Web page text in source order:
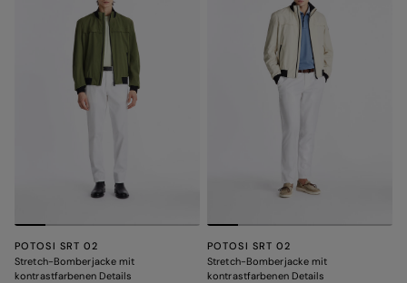
POTOSI SRT 02
Stretch-Bomberjacke mit
kontrastfarbenen Details
POTOSI SRT 02
Stretch-Bomberjacke mit
kontrastfarbenen Details